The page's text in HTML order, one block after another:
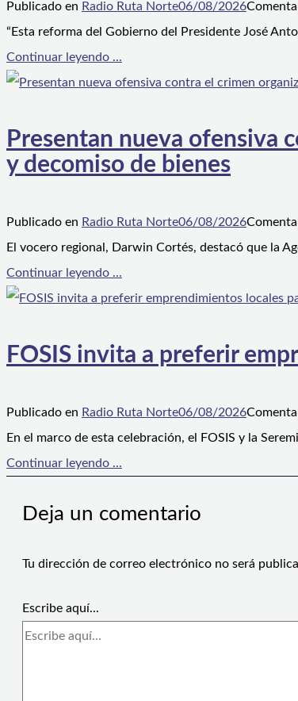
Publicado en Radio Ruta Norte06/08/2026
“Esta reforma del Gobierno del Presidente José
Continuar leyendo ...
Presentan nueva ofensiva
y decomiso de bienes
Publicado en Radio Ruta Norte06/08/2026
El vocero regional, Darwin Cortés, destacó que la
Continuar leyendo ...
FOSIS invita a preferir
Publicado en Radio Ruta Norte06/08/2026
En el marco de esta celebración, el FOSIS y la
Continuar leyendo ...
Deja un comentario
Tu dirección de correo electrónico no será
Escribe aquí...